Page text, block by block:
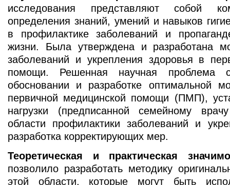
исследования представляют собой
определения знаний, умений и навыков
в профилактике заболеваний и
жизни. Была утверждена и разработанa
заболеваний и укрепления здоровья в
помощи. Решенная научная проблема
обосновании и разработке оптимальной
первичной медицинской помощи (ПМП),
нагрузки (предписанной cемейнoму
области профилактики заболеваний и
разработка корректирующих мер.
Теоретическая и практическая
позволило разработать методику
этой области, которые могут быть